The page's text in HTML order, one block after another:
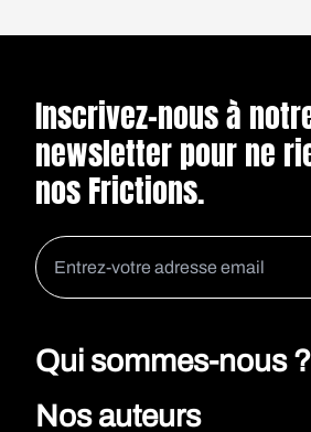
Inscrivez-nous à
newsletter pour ne
nos Frictions.
Qui sommes-nous ?
Nos auteurs